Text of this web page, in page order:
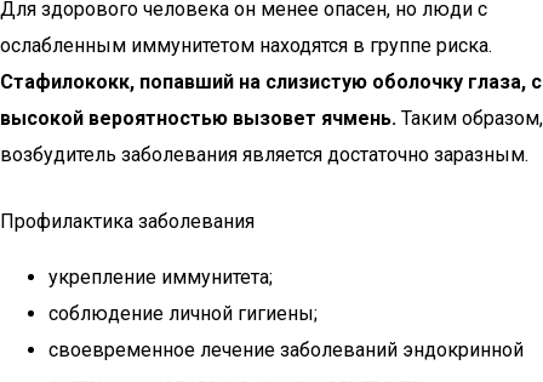
Для здорового человека он менее опасен, но люди с
ослабленным иммунитетом находятся в группе риска.
Стафилококк, попавший на слизистую оболочку глаза, с
высокой вероятностью вызовет ячмень. Таким образом,
возбудитель заболевания является достаточно заразным.
Профилактика заболевания
укрепление иммунитета;
соблюдение личной гигиены;
своевременное лечение заболеваний эндокринной